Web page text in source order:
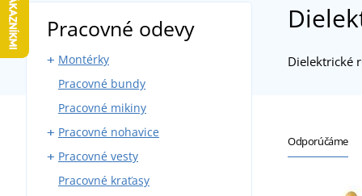
Dielektrické
Pracovné odevy
Montérky
Montérky s trakmi
Montérky do pása
Blúzy
Montérkové komplety
Pracovné kombinézy
Pracovné bundy
Pracovné mikiny
Pracovné nohavice
Nohavice do pása
Nohavice s trakmi
Pracovné vesty
S vreckami
Pracovné kraťasy
Odporúčáme